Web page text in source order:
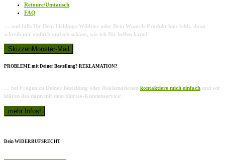
Retoure/Umtausch
FAQ
… und falls Dir Dein Lieblings-Wildtier oder Dein Wunsch-Produkt hier fehlt, dann
schreib mir einfach und ich schaue, wie ich Dir helfen kann!
PROBLEME mit Deiner Bestellung? REKLAMATION?
… bei Fragen zu Deiner Bestellung oder Reklamationen kontaktiere mich einfach und wir
klären das dann mit dem Shirtee-Kundenservice!
Dein WIDERRUFSRECHT